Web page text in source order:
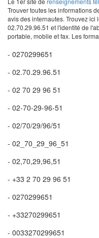
Trouver toutes les informations
avis des internautes. Trouvez
02.70.29.96.51 et l'identité de
portable, mobile et fax. Les
- 0270299651
- 02.70.29.96.51
- 02 70 29 96 51
- 02-70-29-96-51
- 02/70/29/96/51
- 02_70_29_96_51
- 02,70,29,96,51
- +33 2 70 29 96 51
- 0270299651
- +33270299651
- 0033270299651